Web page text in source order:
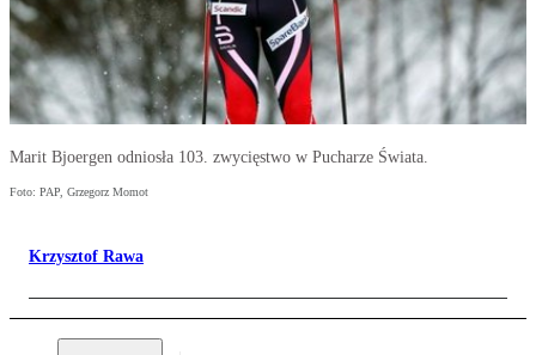
Marit Bjoergen odniosła 103. zwycięstwo w Pucharze Świata.
Foto: PAP, Grzegorz Momot
Krzysztof Rawa